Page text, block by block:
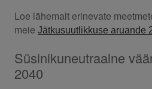
Loe lähemalt erinevate
meie Jätkusuutlikkuse aruande
Süsinikuneutraalne
2040